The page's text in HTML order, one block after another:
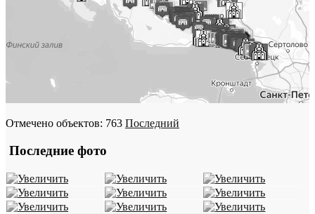
Отмечено объектов: 763 Последний
Последние фото